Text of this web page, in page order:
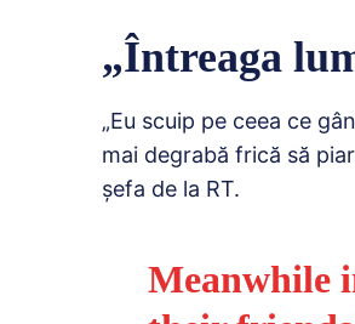
„Întreaga
„Eu scuip pe ceea ce
mai degrabă frică să
şefa de la RT.
Meanwhile